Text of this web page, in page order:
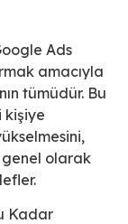
Ads
amacıyla
tümüdür. Bu
kişiye
genel olarak
Kadar